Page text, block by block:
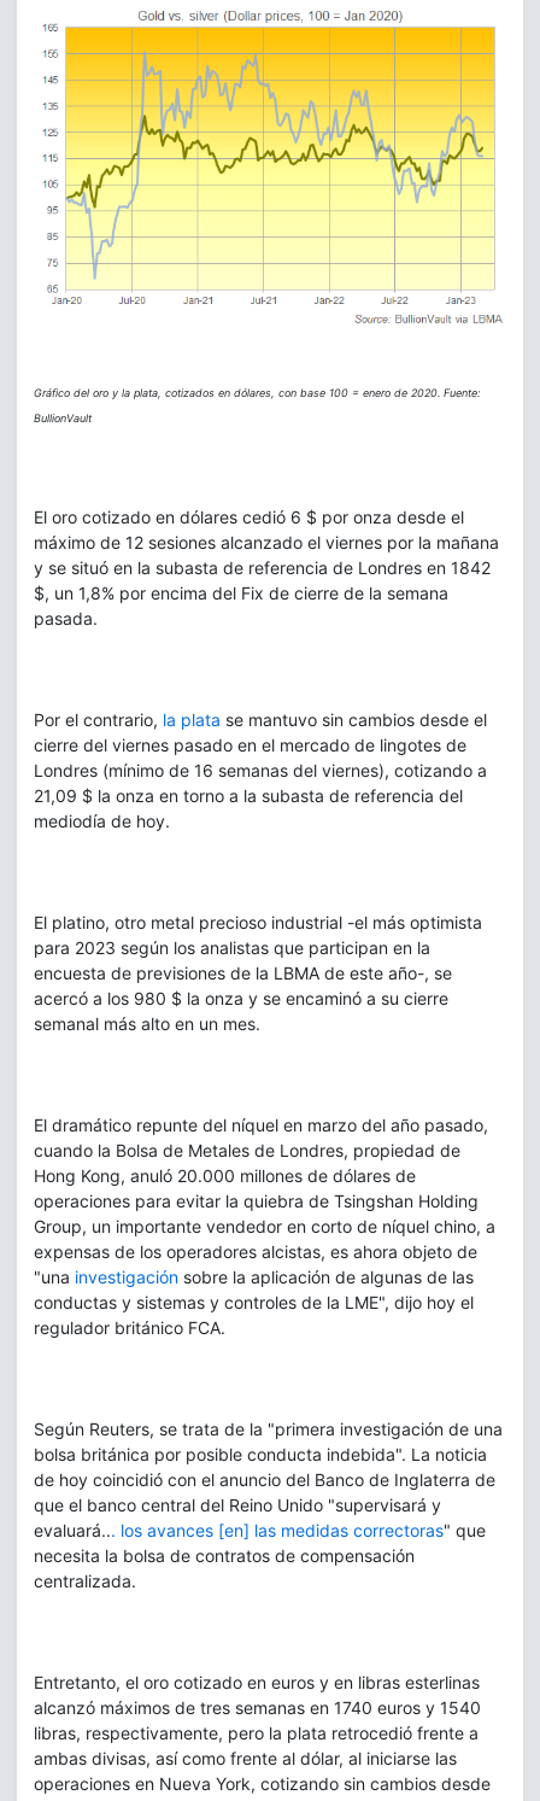
Gráfico del oro y la plata, cotizados en dólares, con base 100 = enero de 2020. Fuente:
BullionVault
El oro cotizado en dólares cedió 6 $ por onza desde el
máximo de 12 sesiones alcanzado el viernes por la mañana
y se situó en la subasta de referencia de Londres en 1842
$, un 1,8% por encima del Fix de cierre de la semana
pasada.
Por el contrario, la plata se mantuvo sin cambios desde el
cierre del viernes pasado en el mercado de lingotes de
Londres (mínimo de 16 semanas del viernes), cotizando a
21,09 $ la onza en torno a la subasta de referencia del
mediodía de hoy.
El platino, otro metal precioso industrial -el más optimista
para 2023 según los analistas que participan en la
encuesta de previsiones de la LBMA de este año-, se
acercó a los 980 $ la onza y se encaminó a su cierre
semanal más alto en un mes.
El dramático repunte del níquel en marzo del año pasado,
cuando la Bolsa de Metales de Londres, propiedad de
Hong Kong, anuló 20.000 millones de dólares de
operaciones para evitar la quiebra de Tsingshan Holding
Group, un importante vendedor en corto de níquel chino, a
expensas de los operadores alcistas, es ahora objeto de
"una investigación sobre la aplicación de algunas de las
conductas y sistemas y controles de la LME", dijo hoy el
regulador británico FCA.
Según Reuters, se trata de la "primera investigación de una
bolsa británica por posible conducta indebida". La noticia
de hoy coincidió con el anuncio del Banco de Inglaterra de
que el banco central del Reino Unido "supervisará y
evaluará... los avances [en] las medidas correctoras" que
necesita la bolsa de contratos de compensación
centralizada.
Entretanto, el oro cotizado en euros y en libras esterlinas
alcanzó máximos de tres semanas en 1740 euros y 1540
libras, respectivamente, pero la plata retrocedió frente a
ambas divisas, así como frente al dólar, al iniciarse las
operaciones en Nueva York, cotizando sin cambios desde